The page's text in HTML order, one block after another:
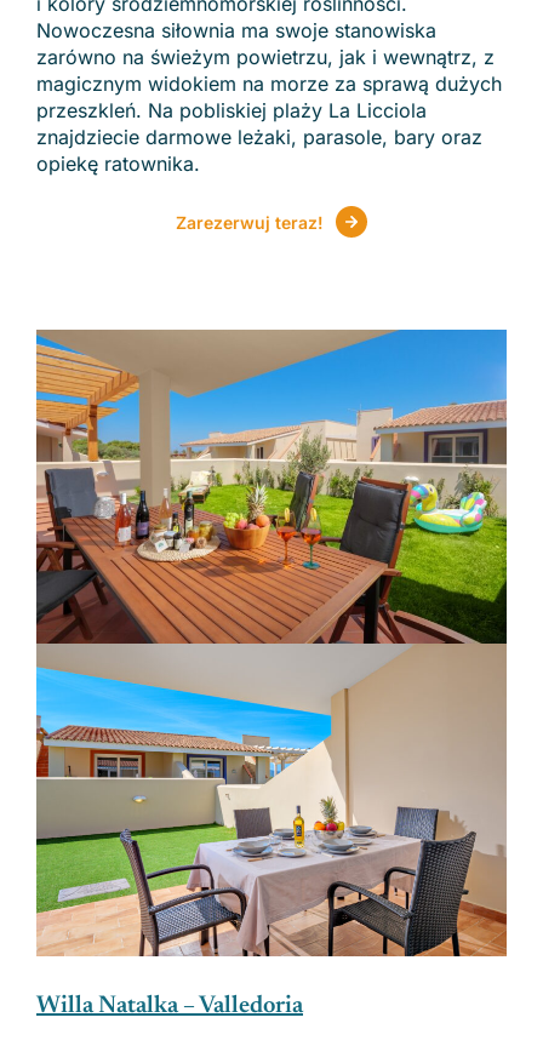
Nowoczesna siłownia ma swoje stanowiska
zarówno na świeżym powietrzu, jak i wewnątrz, z
magicznym widokiem na morze za sprawą dużych
przeszkleń. Na pobliskiej plaży La Licciola
znajdziecie darmowe leżaki, parasole, bary oraz
opiekę ratownika.
Zarezerwuj teraz!
Willa Natalka – Valledoria